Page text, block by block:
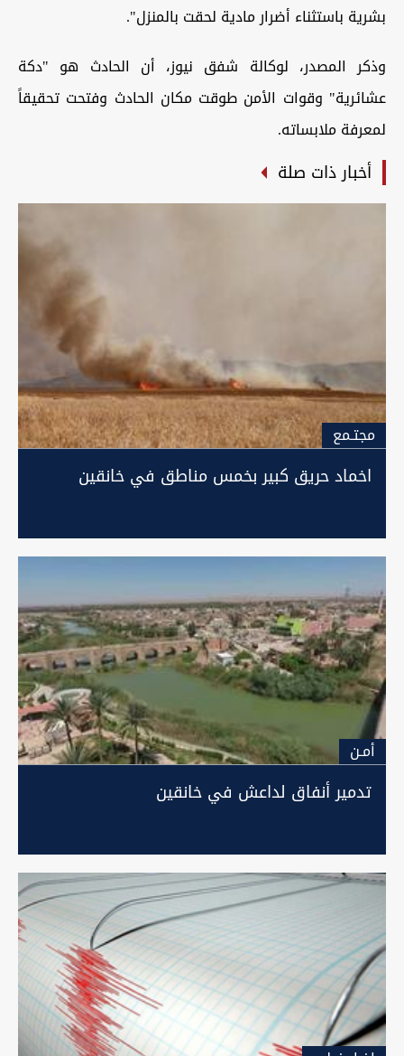
بشرية باستثناء أضرار مادية لحقت بالمنزل".
وذكر المصدر، لوكالة شفق نيوز، أن الحادث هو "دكة
عشائرية" وقوات الأمن طوقت مكان الحادث وفتحت تحقيقاً
لمعرفة ملابساته.
أخبار ذات صلة
مجتـمع
اخماد حريق كبير بخمس مناطق في خانقين
أمـن
تدمير أنفاق لداعش في خانقين